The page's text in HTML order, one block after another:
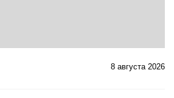
8 августа 2026